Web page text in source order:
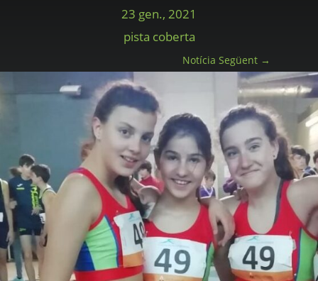
23 gen., 2021
pista coberta
Notícia Següent→